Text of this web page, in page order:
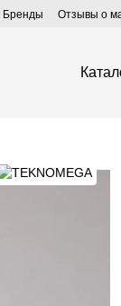
Бренды Отзывы о